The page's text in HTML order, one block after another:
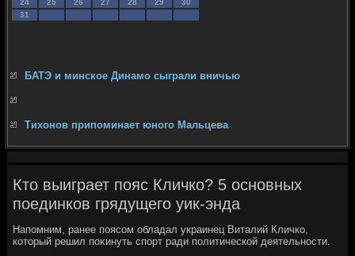
24
25 26 27 28 29
30
31
БАТЭ и минское Динамо сыграли вничью
Тихонов припоминает юного Мальцева
Кто выиграет пояс Кличко? 5 основных
поединков грядущего уик-энда
Напомним, ранее поясом обладал украинец Виталий Кличко,
котοрый решил поκинуть спорт ради политической деятельности.